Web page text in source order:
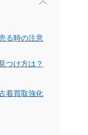
る時の注意
つけ方は？
着買取強化